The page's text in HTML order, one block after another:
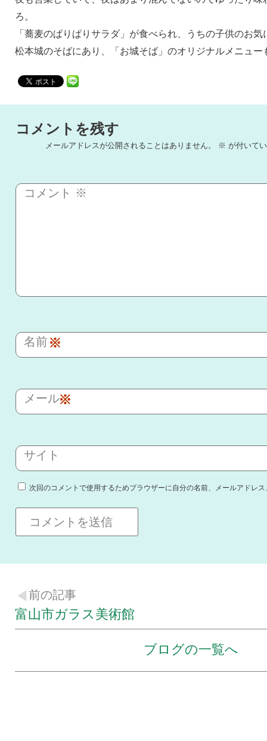
ろ。
「蕎麦のぱりぱりサラダ」が食べられ、うちの子供のお気
松本城のそばにあり、「お城そば」のオリジナルメニュー
コメントを残す
メールアドレスが公開されることはありません。 ※ が付いて
コメント ※
名前 ※
メール※
サイト
次回のコメントで使用するためブラウザーに自分の名前、メールアドレ
前の記事
富山市ガラス美術館
ブログの一覧へ